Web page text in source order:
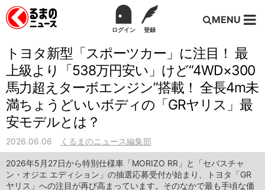
ログイン 登録
MENU
トヨタ新型「スポーツカー」に注目！ 最
上級より「538万円安い」けど“4WD×300
馬力超えターボエンジン”搭載！ 全長4m未
満ちょうどいいボディの「GRヤリス」最
安モデルとは？
2026.06.06 くるまのニュース編集部
2026年5月27日から特別仕様車「MORIZO RR」と「セバスチャ
ン・オジエ エディション」の抽選応募受付が始まり、トヨタ「GR
ヤリス」への注目が再び高まっています。そのなかで最も手頃な価